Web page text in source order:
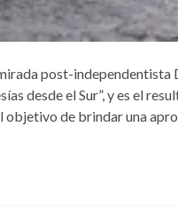
post-
desde el Sur”, y es el
objetivo de brindar una